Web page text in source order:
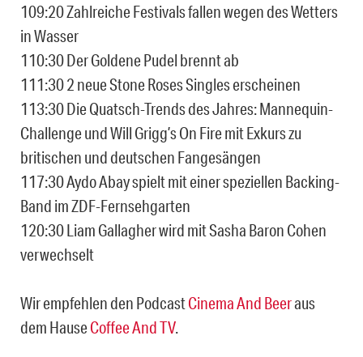
109:20 Zahlreiche Festivals fallen wegen des Wetters
in Wasser
110:30 Der Goldene Pudel brennt ab
111:30 2 neue Stone Roses Singles erscheinen
113:30 Die Quatsch-Trends des Jahres: Mannequin-
Challenge und Will Grigg’s On Fire mit Exkurs zu
britischen und deutschen Fangesängen
117:30 Aydo Abay spielt mit einer speziellen Backing-
Band im ZDF-Fernsehgarten
120:30 Liam Gallagher wird mit Sasha Baron Cohen
verwechselt
Wir empfehlen den PodcastCinema And Beeraus
dem HauseCoffee And TV.